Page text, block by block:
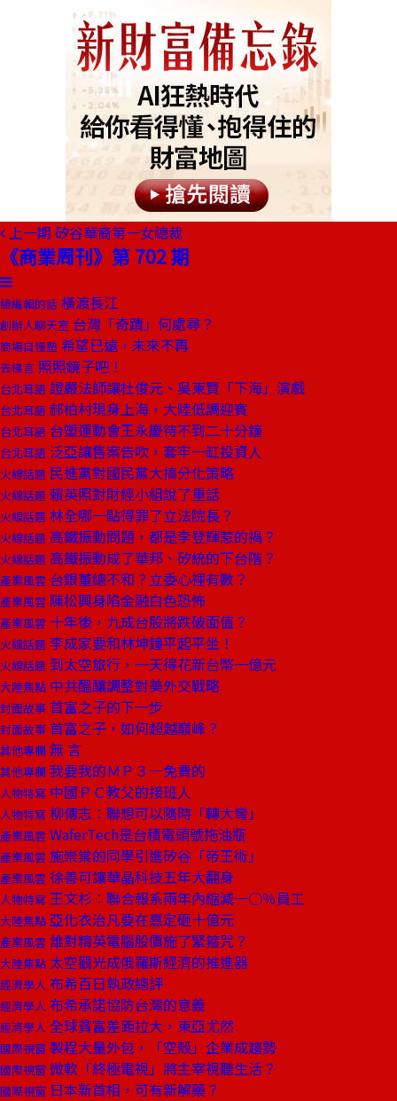
上一期 矽谷華裔第一女總裁
《商業周刊》第 702 期
總編輯的話 橫渡長江
創辦人聊天室 台灣「奇蹟」何處尋？
商場自慢塾 希望已遠，未來不再
去梯言 照照鏡子吧！
台北耳語 證嚴法師讓杜俊元、吳東賢「下海」演戲
台北耳語 郝柏村現身上海，大陸低調迎賓
台北耳語 台塑運動會王永慶待不到二十分鐘
台北耳語 泛亞讓售案告吹，套牢一缸投資人
火線話題 民進黨對國民黨大搞分化策略
火線話題 賴英照對財經小組說了重話
火線話題 林全哪一點得罪了立法院長？
火線話題 高鐵振動問題，都是李登輝惹的禍？
火線話題 高鐵振動成了華邦、矽統的下台階？
產業風雲 台銀董總不和？立委心裡有數？
產業風雲 陳松興身陷金融白色恐怖
產業風雲 十年後，九成台股將跌破面值？
火線話題 李成家要和林坤鐘平起平坐！
火線話題 到太空旅行，一天得花新台幣一億元
大陸焦點 中共醞釀調整對美外交戰略
封面故事 首富之子的下一步
封面故事 首富之子，如何超越巔峰？
其他專欄 無 言
其他專欄 我要我的ＭＰ３─免費的
人物特寫 中國ＰＣ教父的接班人
人物特寫 柳傳志：聯想可以隨時「轉大彎」
產業風雲 WaferTech是台積電頭號拖油瓶
產業風雲 施崇棠的同學引進矽谷「帝王術」
產業風雲 徐善可讓華晶科技五年大翻身
人物特寫 王文杉︰聯合報系兩年內縮減一○％員工
大陸焦點 亞化衣治凡要在嘉定砸十億元
產業風雲 誰對精英電腦股價施了緊箍咒？
大陸焦點 太空觀光成俄羅斯經濟的推進器
經濟學人 布希百日執政總評
經濟學人 布希承諾協防台灣的意義
經濟學人 全球貧富差距拉大，東亞尤然
國際視窗 製程大量外包，「空殼」企業成趨勢
國際視窗 微軟「終極電視」將主宰視聽生活？
國際視窗 日本新首相，可有新解藥？